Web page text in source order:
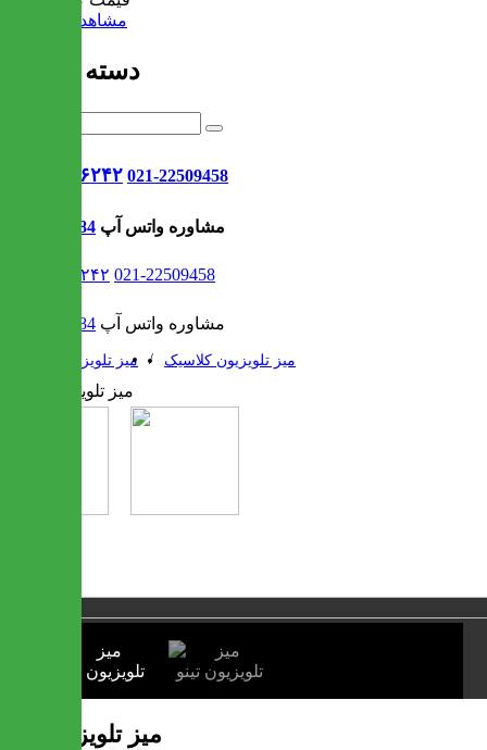
مشاهده سبد خرید
دسته بندی ها
021-۹۱۳۰۶۲۴۲ 021-22509458
09302308484 مشاوره واتس آپ
021-۹۱۳۰۶۲۴۲ 021-22509458
09302308484 مشاوره واتس آپ
میز تلویزیون / میز تلویزیون کلاسیک
میز تلویزیون تینو